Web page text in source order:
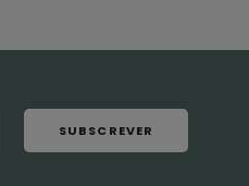
SUBSCREVER